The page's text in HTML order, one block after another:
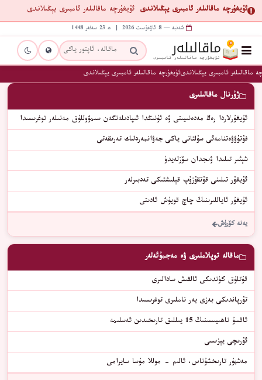
ئۇيغۇرچە ماقالىلەر ئامبىرى يېڭىلاندى ئۇيغۇرچە ماقالىلەر ئامبىرى يېڭىلاندى
شەنبە — 8 ئاۋغۇست 2026 | ھ 23 سەفەر 1448
ماقالىلەر ئامبىرى يېڭىلاندىئۇيغۇرچە ماقالىلەر ئامبىرى يېڭىلاندى
ژۇرنال ماقالىلىرى
ئۇيغۇرلاردا رەڭ مەدەنىيىتى ۋە ئۇنىڭدا ئىپادىلەنگەن سىمۋوللۇق مەنىلەر توغرىسىدا
فۇتۇۋۋەتنامەئى سۇلتانى ياكى جەۋانمەردلىك تەرىقەتى
شېئىر تىلىدا ۋىجدان سۆزلەيدۇ
ئۇيغۇر تىلىنى قۇتقۇزۇپ قېلىشتىكى تەدبىرلەر
ئۇيغۇر ئاياللىرىنىڭ چاچ قويۇش ئادىتى
يەنە كۆرۈش
ماقالە توپلاملىرى ۋە مەجمۇئەلەر
قۇتلۇق كۈندىكى ئالقىش سادالىرى
تۇرپاندىكى بەزى يەر ناملىرى توغرىسىدا
ئاقسۇ ناھىيىسىنىڭ 15 يىللىق تارىخىدىن ئەسلىمە
ئۇرىچى يېزىسى
مەشھۇر تارىخشۇناس، ئالىم - موللا مۇسا سايرامى